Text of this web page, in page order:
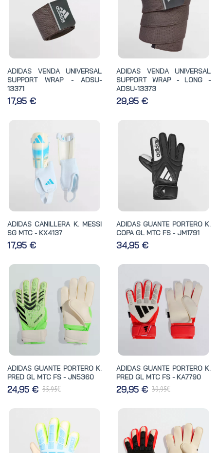
ADIDAS VENDA UNIVERSAL
SUPPORT WRAP - ADSU-
13371
17,95 €
ADIDAS VENDA UNIVERSAL
SUPPORT WRAP - LONG -
ADSU-13373
29,95 €
ADIDAS CANILLERA K. MESSI
SG MTC - KX4137
17,95 €
ADIDAS GUANTE PORTERO K.
COPA GL MTC FS - JM1791
34,95 €
ADIDAS GUANTE PORTERO K.
PRED GL MTC FS - JN5360
24,95 € 35,95€
ADIDAS GUANTE PORTERO K.
PRED GL MTC FS - KA7790
29,95 € 39,95€